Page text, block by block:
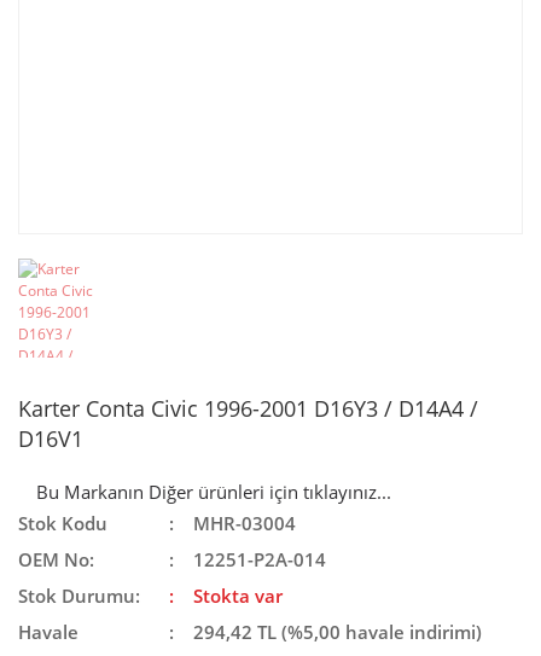
Karter Conta Civic 1996-2001 D16Y3 / D14A4 /
D16V1
Bu Markanın Diğer ürünleri için tıklayınız...
Stok Kodu
MHR-03004
OEM No:
12251-P2A-014
Stok Durumu:
Stokta var
Havale
294,42 TL (%5,00 havale indirimi)